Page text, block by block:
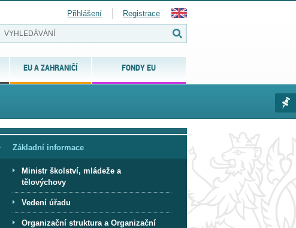
EU A ZAHRANIČÍ FONDY EU
Přihlášení Registrace
Základní informace
Ministr školství, mládeže a
tělovýchovy
Vedení úřadu
Organizační struktura a Organizační